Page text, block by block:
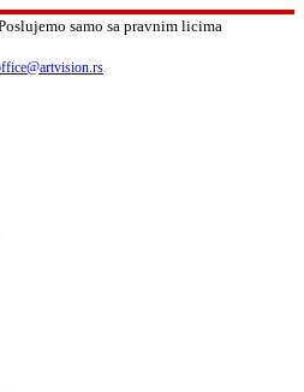
samo sa pravnim licima